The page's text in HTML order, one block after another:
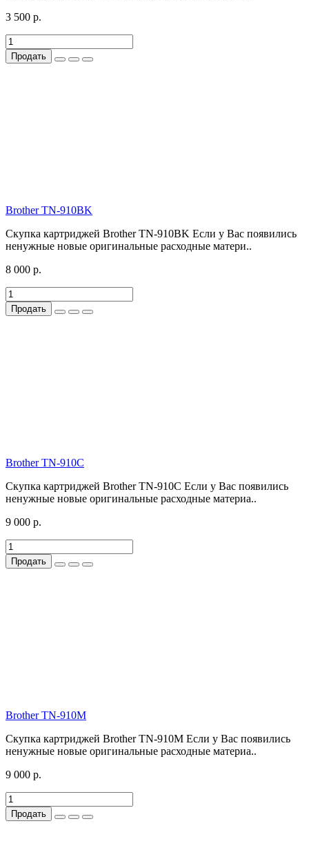
3 500 р.
Продать
Brother TN-910BK
Скупка картриджей Brother TN-910BK Если у Вас появились
ненужные новые оригинальные расходные матери..
8 000 р.
Продать
Brother TN-910C
Скупка картриджей Brother TN-910C Если у Вас появились
ненужные новые оригинальные расходные материа..
9 000 р.
Продать
Brother TN-910M
Скупка картриджей Brother TN-910M Если у Вас появились
ненужные новые оригинальные расходные материа..
9 000 р.
Продать